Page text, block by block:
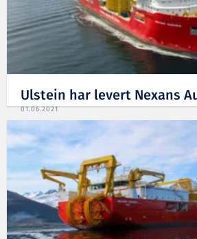
Ulstein har levert Nexans
01.06.2021